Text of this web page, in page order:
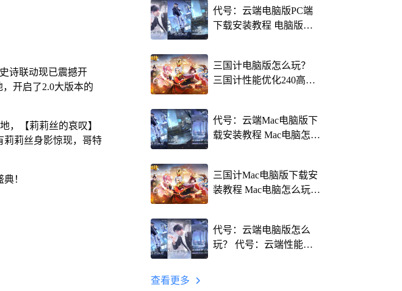
诗联动现已震撼开
开启了2.0大版本的
【莉莉丝的哀叹】
莉莉丝身影惊现，哥特
！
代号：云端电脑版PC端
下载安装教程 电脑版怎
三国计电脑版怎么玩？
三国计性能优化240高帧
代号：云端Mac电脑版下
载安装教程 Mac电脑怎么
三国计Mac电脑版下载安
装教程 Mac电脑怎么玩三
代号：云端电脑版怎么
玩？ 代号：云端性能优
查看更多